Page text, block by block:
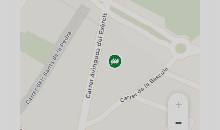
+
−